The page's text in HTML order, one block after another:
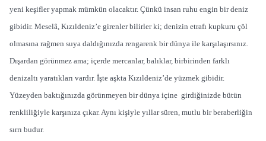
yeni keşifler yapmak mümkün olacaktır. Çünkü insan ruhu engin bir deniz
gibidir. Meselâ, Kızıldeniz’e girenler bilirler ki; denizin etrafı kupkuru çöl
olmasına rağmen suya daldığınızda rengarenk bir dünya ile karşılaşırsınız.
Dışardan görünmez ama; içerde mercanlar, balıklar, birbirinden farklı
denizaltı yaratıkları vardır. İşte aşkta Kızıldeniz’de yüzmek gibidir.
Yüzeyden baktığınızda görünmeyen bir dünya içine girdiğinizde bütün
renkliliğiyle karşınıza çıkar. Aynı kişiyle yıllar süren, mutlu bir beraberliğin
sırrı budur.